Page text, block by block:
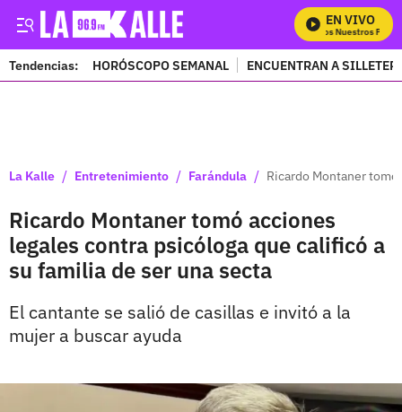
EN VIVO
Mira Todos Nuestros
Tendencias: HORÓSCOPO SEMANAL ENCUENTRAN A
La Kalle / Entretenimiento / Farándula / Ricardo Montaner
Ricardo Montaner tomó acciones
legales contra psicóloga que calificó a
su familia de ser una secta
El cantante se salió de casillas e invitó a la
mujer a buscar ayuda